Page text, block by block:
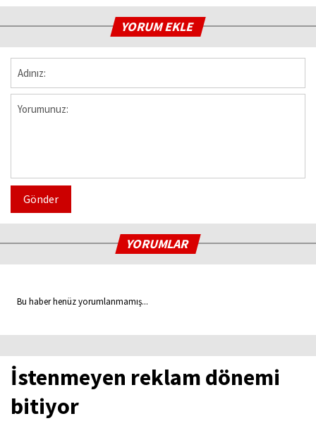
YORUM EKLE
Gönder
YORUMLAR
Bu haber henüz yorumlanmamış...
İstenmeyen reklam dönemi
bitiyor